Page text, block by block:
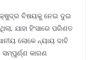
କ୍ଷୁଦ୍ର ବିଷୟକୁ ନେଇ ଦୁଇ
ଯାହା ହିଂସାରେ ପରିଣତ
ଲୋକେ ନ୍ୟାୟ ଦାବି
କାରଣ